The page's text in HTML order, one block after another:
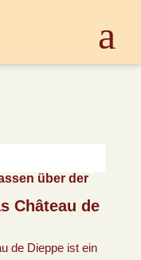
über der
Château de
de Dieppe ist ein